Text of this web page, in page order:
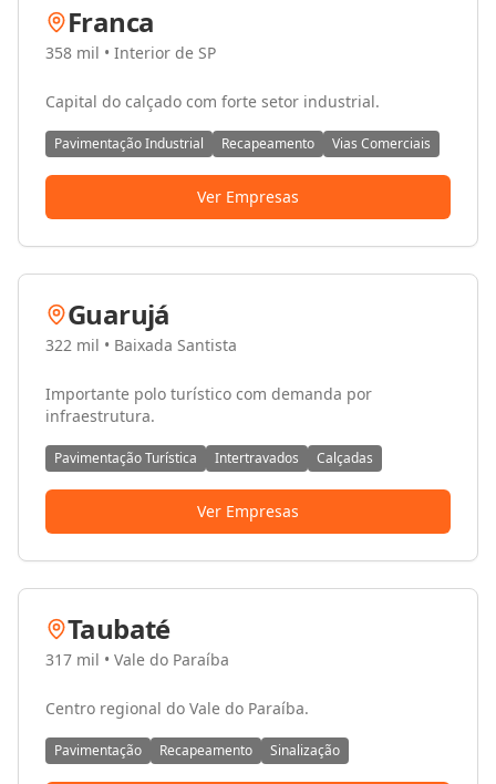
Franca
358 mil • Interior de SP
Capital do calçado com forte setor industrial.
Pavimentação Industrial Recapeamento Vias Comerciais
Ver Empresas
Guarujá
322 mil • Baixada Santista
Importante polo turístico com demanda por
infraestrutura.
Pavimentação Turística Intertravados Calçadas
Ver Empresas
Taubaté
317 mil • Vale do Paraíba
Centro regional do Vale do Paraíba.
Pavimentação Recapeamento Sinalização